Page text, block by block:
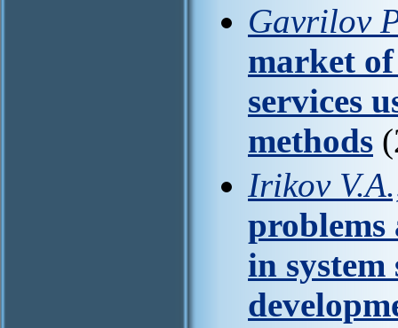
Gavrilov
market
services
methods
Irikov
problems
in